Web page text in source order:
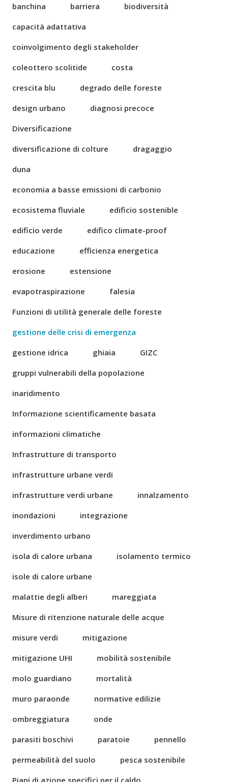
banchina
barriera
biodiversità
capacità adattativa
coinvolgimento degli stakeholder
coleottero scolitide
costa
crescita blu
degrado delle foreste
design urbano
diagnosi precoce
Diversificazione
diversificazione di colture
dragaggio
duna
economia a basse emissioni di carbonio
ecosistema fluviale
edificio sostenible
edificio verde
edifico climate-proof
educazione
efficienza energetica
erosione
estensione
evapotraspirazione
falesia
Funzioni di utilità generale delle foreste
gestione delle crisi di emergenza
gestione idrica
ghiaia
GIZC
gruppi vulnerabili della popolazione
inaridimento
Informazione scientificamente basata
informazioni climatiche
Infrastrutture di transporto
infrastrutture urbane verdi
infrastrutture verdi urbane
innalzamento
inondazioni
integrazione
inverdimento urbano
isola di calore urbana
isolamento termico
isole di calore urbane
malattie degli alberi
mareggiata
Misure di ritenzione naturale delle acque
misure verdi
mitigazione
mitigazione UHI
mobilità sostenibile
molo guardiano
mortalità
muro paraonde
normative edilizie
ombreggiatura
onde
parasiti boschivi
paratoie
pennello
permeabilità del suolo
pesca sostenibile
Piani di azione specifici per il caldo